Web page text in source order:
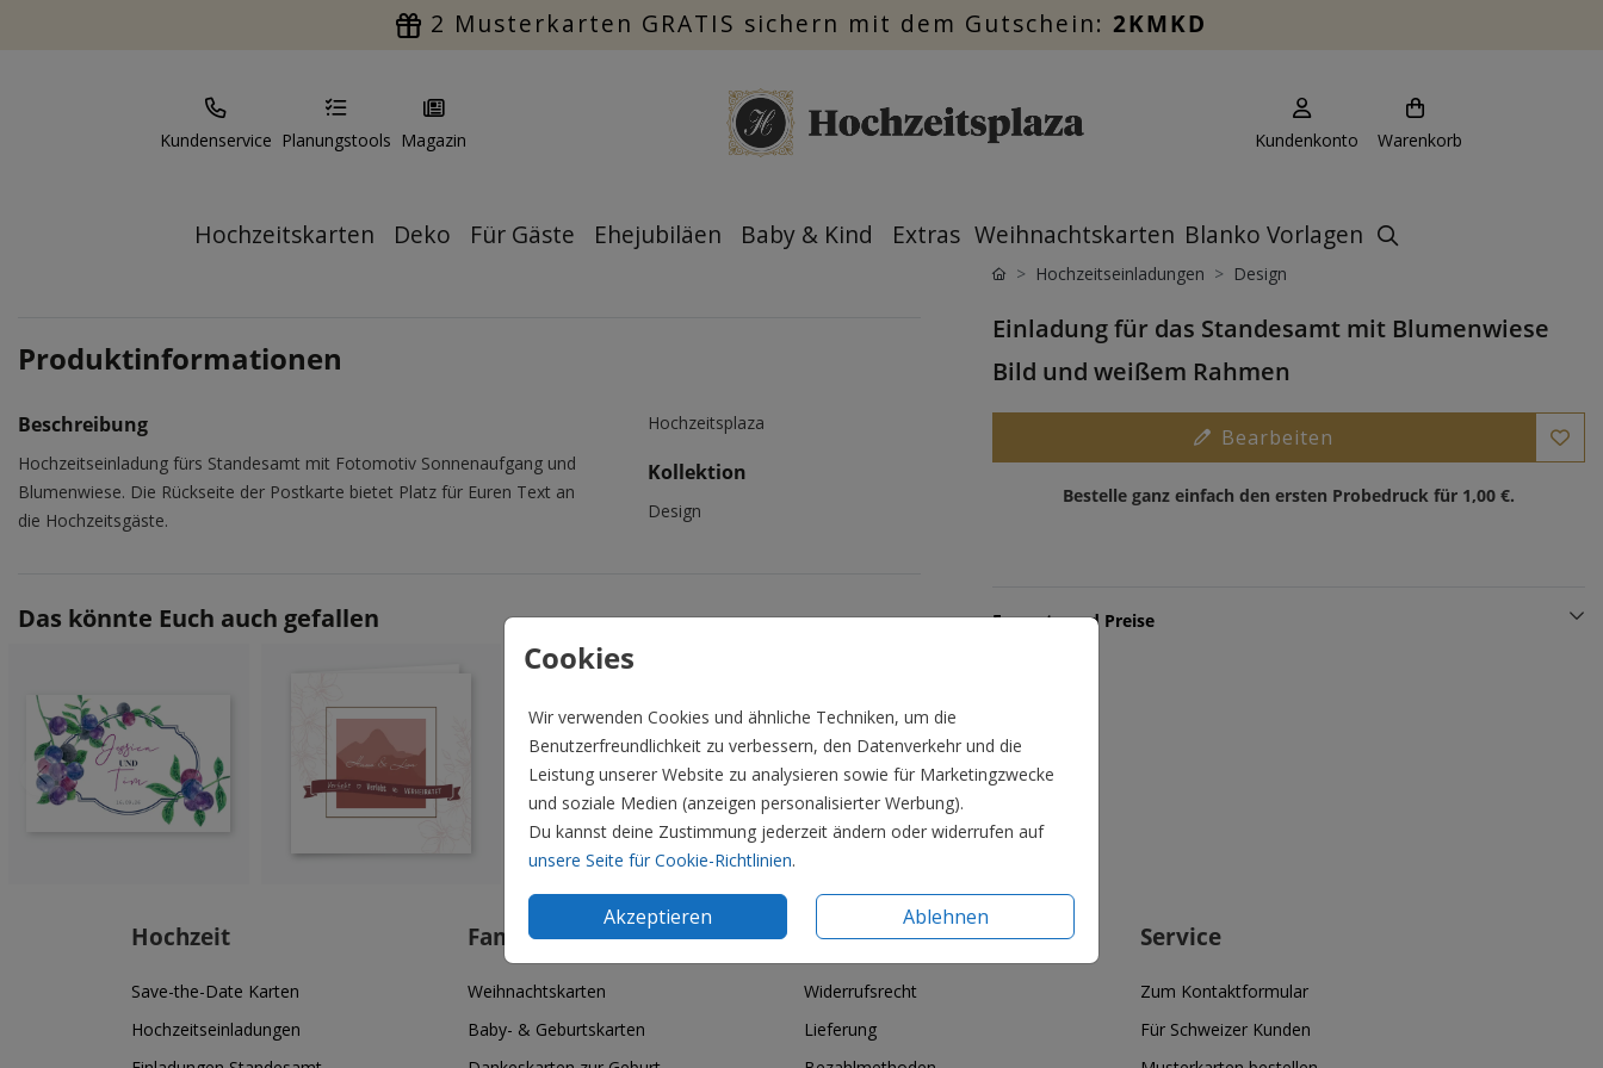
2 Musterkarten GRATIS sichern mit dem Gutschein: 2KMKD
Kundenservice Planungstools Magazin Kundenkonto Warenkorb
Hochzeitskarten Deko Für Gäste Ehejubiläen Baby & Kind Extras Weihnachtskarten Blanko Vorlagen
Cookies
Wir verwenden Cookies und ähnliche Techniken, um die
Benutzerfreundlichkeit zu verbessern, den Datenverkehr und die
Leistung unserer Website zu analysieren sowie für Marketingzwecke
und soziale Medien (anzeigen personalisierter Werbung).
Du kannst deine Zustimmung jederzeit ändern oder widerrufen auf
unsere Seite für Cookie-Richtlinien.
Akzeptieren Ablehnen
Produktinformationen
Beschreibung
Hochzeitseinladung fürs Standesamt mit Fotomotiv Sonnenaufgang und
Blumenwiese. Die Rückseite der Postkarte bietet Platz für Euren Text an
die Hochzeitsgäste.
Hochzeitsplaza
Kollektion
Design
Das könnte Euch auch gefallen
Hochzeitseinladungen Design
Einladung für das Standesamt mit Blumenwiese
Bild und weißem Rahmen
Bearbeiten
Bestelle ganz einfach den ersten Probedruck für 1,00 €.
Formate und Preise
Hochzeit
Save-the-Date Karten
Hochzeitseinladungen
Familie & Feiertage
Weihnachtskarten
Baby- & Geburtskarten
Informationen
Widerrufsrecht
Lieferung
Service
Zum Kontaktformular
Für Schweizer Kunden